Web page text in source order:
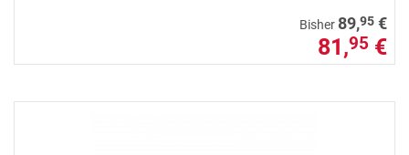
Bisher89,95 €
81,95 €